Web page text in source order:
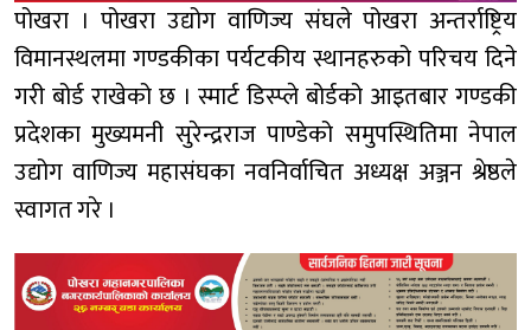
पोखरा । पोखरा उद्योग वाणिज्य संघले पोखरा अन्तर्राष्ट्रिय
विमानस्थलमा गण्डकीका पर्यटकीय स्थानहरुको परिचय दिने
गरी बोर्ड राखेको छ । स्मार्ट डिस्प्ले बोर्डको आइतबार गण्डकी
प्रदेशका मुख्यमनी सुरेन्द्रराज पाण्डेको समुपस्थितिमा नेपाल
उद्योग वाणिज्य महासंघका नवनिर्वाचित अध्यक्ष अञ्जन श्रेष्ठले
स्वागत गरे ।